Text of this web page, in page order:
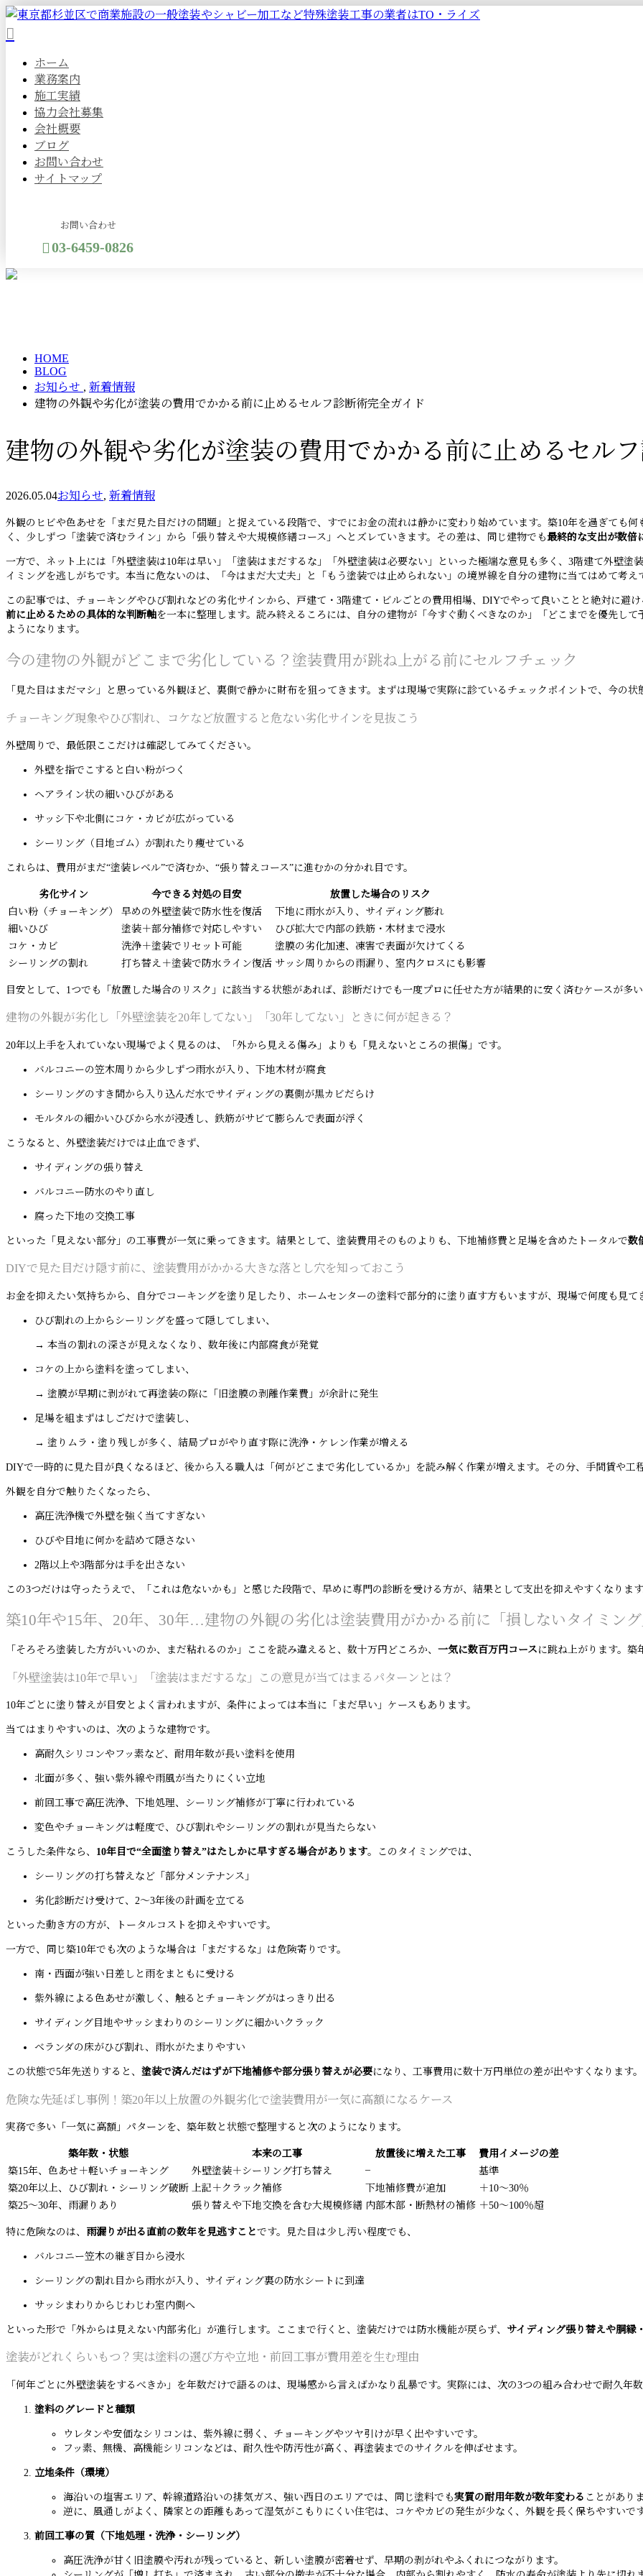
ホーム
業務案内
施工実績
協力会社募集
会社概要
ブログ
お問い合わせ
サイトマップ
お問い合わせ
03-6459-0826
HOME
BLOG
お知らせ , 新着情報
建物の外観や劣化が塗装の費用でかかる前に止めるセルフ診断術完全ガイド
建物の外観や劣化が塗装の費用でかかる前に止めるセル
2026.05.04お知らせ, 新着情報
外観のヒビや色あせを「まだ見た目だけの問題」と捉えている段階で、すでにお金の流れは静かに変わり始めています。築10年を過ぎても
く、少しずつ「塗装で済むライン」から「張り替えや大規模修繕コース」へとズレていきます。その差は、同じ建物でも最終的な支出が数倍
一方で、ネット上には「外壁塗装は10年は早い」「塗装はまだするな」「外壁塗装は必要ない」といった極端な意見も多く、3階建て外壁塗
イミングを逃しがちです。本当に危ないのは、「今はまだ大丈夫」と「もう塗装では止められない」の境界線を自分の建物に当てはめて考え
この記事では、チョーキングやひび割れなどの劣化サインから、戸建て・3階建て・ビルごとの費用相場、DIYでやって良いことと絶対に避
前に止めるための具体的な判断軸を一本に整理します。読み終えるころには、自分の建物が「今すぐ動くべきなのか」「どこまでを優先し
ようになります。
今の建物の外観がどこまで劣化している？塗装費用が跳ね上がる前にセルフチェック
「見た目はまだマシ」と思っている外観ほど、裏側で静かに財布を狙ってきます。まずは現場で実際に診ているチェックポイントで、今の状
チョーキング現象やひび割れ、コケなど放置すると危ない劣化サインを見抜こう
外壁周りで、最低限ここだけは確認してみてください。
外壁を指でこすると白い粉がつく
ヘアライン状の細いひびがある
サッシ下や北側にコケ・カビが広がっている
シーリング（目地ゴム）が割れたり痩せている
これらは、費用がまだ“塗装レベル”で済むか、“張り替えコース”に進むかの分かれ目です。
劣化サイン 今できる対処の目安
放置した場合のリスク
白い粉（チョーキング）
早めの外壁塗装で防水性を復活
下地に雨水が入り、サイディング膨れ
細いひび
塗装＋部分補修で対応しやすい
ひび拡大で内部の鉄筋・木材まで浸水
コケ・カビ
洗浄＋塗装でリセット可能
塗膜の劣化加速、凍害で表面が欠けてくる
シーリングの割れ
打ち替え＋塗装で防水ライン復活 サッシ周りからの雨漏り、室内クロスにも影響
目安として、1つでも「放置した場合のリスク」に該当する状態があれば、診断だけでも一度プロに任せた方が結果的に安く済むケースが多い
建物の外観が劣化し「外壁塗装を20年してない」「30年してない」ときに何が起きる？
20年以上手を入れていない現場でよく見るのは、「外から見える傷み」よりも「見えないところの損傷」です。
バルコニーの笠木周りから少しずつ雨水が入り、下地木材が腐食
シーリングのすき間から入り込んだ水でサイディングの裏側が黒カビだらけ
モルタルの細かいひびから水が浸透し、鉄筋がサビて膨らんで表面が浮く
こうなると、外壁塗装だけでは止血できず、
サイディングの張り替え
バルコニー防水のやり直し
腐った下地の交換工事
といった「見えない部分」の工事費が一気に乗ってきます。結果として、塗装費用そのものよりも、下地補修費と足場を含めたトータルで数
DIYで見た目だけ隠す前に、塗装費用がかかる大きな落とし穴を知っておこう
お金を抑えたい気持ちから、自分でコーキングを塗り足したり、ホームセンターの塗料で部分的に塗り直す方もいますが、現場で何度も見て
ひび割れの上からシーリングを盛って隠してしまい、
→ 本当の割れの深さが見えなくなり、数年後に内部腐食が発覚
コケの上から塗料を塗ってしまい、
→ 塗膜が早期に剥がれて再塗装の際に「旧塗膜の剥離作業費」が余計に発生
足場を組まずはしごだけで塗装し、
→ 塗りムラ・塗り残しが多く、結局プロがやり直す際に洗浄・ケレン作業が増える
DIYで一時的に見た目が良くなるほど、後から入る職人は「何がどこまで劣化しているか」を読み解く作業が増えます。その分、手間賃や工
外観を自分で触りたくなったら、
高圧洗浄機で外壁を強く当てすぎない
ひびや目地に何かを詰めて隠さない
2階以上や3階部分は手を出さない
この3つだけは守ったうえで、「これは危ないかも」と感じた段階で、早めに専門の診断を受ける方が、結果として支出を抑えやすくなります
築10年や15年、20年、30年…建物の外観の劣化は塗装費用がかかる前に「損しないタイミン
「そろそろ塗装した方がいいのか、まだ粘れるのか」ここを読み違えると、数十万円どころか、 一気に数百万円コース に跳ね上がります。築
「外壁塗装は10年で早い」「塗装はまだするな」この意見が当てはまるパターンとは？
10年ごとに塗り替えが目安とよく言われますが、条件によっては本当に「まだ早い」ケースもあります。
当てはまりやすいのは、次のような建物です。
高耐久シリコンやフッ素など、耐用年数が長い塗料を使用
北面が多く、強い紫外線や雨風が当たりにくい立地
前回工事で高圧洗浄、下地処理、シーリング補修が丁寧に行われている
変色やチョーキングは軽度で、ひび割れやシーリングの割れが見当たらない
こうした条件なら、 10年目で“全面塗り替え”はたしかに早すぎる場合があります。このタイミングでは、
シーリングの打ち替えなど「部分メンテナンス」
劣化診断だけ受けて、2〜3年後の計画を立てる
といった動き方の方が、トータルコストを抑えやすいです。
一方で、同じ築10年でも次のような場合は「まだするな」は危険寄りです。
南・西面が強い日差しと雨をまともに受ける
紫外線による色あせが激しく、触るとチョーキングがはっきり出る
サイディング目地やサッシまわりのシーリングに細かいクラック
ベランダの床がひび割れ、雨水がたまりやすい
この状態で5年先送りすると、 塗装で済んだはずが下地補修や部分張り替えが必要になり、工事費用に数十万円単位の差が出やすくなります。
危険な先延ばし事例！築20年以上放置の外観劣化で塗装費用が一気に高額になるケース
実務で多い「一気に高額」パターンを、築年数と状態で整理すると次のようになります。
築年数・状態 本来の工事 放置後に増えた工事
費用イメージの差
築15年、色あせ＋軽いチョーキング
外壁塗装＋シーリング打ち替え –
基準
築20年以上、ひび割れ・シーリング破断
上記＋クラック補修 下地補修費が追加
＋10〜30％
築25〜30年、雨漏りあり
張り替えや下地交換を含む大規模修繕 内部木部・断熱材の補修 ＋50〜100％超
特に危険なのは、 雨漏りが出る直前の数年を見逃すことです。見た目は少し汚い程度でも、
バルコニー笠木の継ぎ目から浸水
シーリングの割れ目から雨水が入り、サイディング裏の防水シートに到達
サッシまわりからじわじわ室内側へ
といった形で「外からは見えない内部劣化」が進行します。ここまで行くと、塗装だけでは防水機能が戻らず、 サイディング張り替えや胴縁
塗装がどれくらいもつ？実は塗料の選び方や立地・前回工事が費用差を生む理由
「何年ごとに外壁塗装をするべきか」を年数だけで語るのは、現場感から言えばかなり乱暴です。実際には、次の3つの組み合わせで耐久年数
塗料のグレードと種類
ウレタンや安価なシリコンは、紫外線に弱く、チョーキングやツヤ引けが早く出やすいです。
フッ素、無機、高機能シリコンなどは、耐久性や防汚性が高く、再塗装までのサイクルを伸ばせます。
立地条件（環境）
海沿いの塩害エリア、幹線道路沿いの排気ガス、強い西日のエリアでは、同じ塗料でも実質の耐用年数が数年変わる ことがあり
逆に、風通しがよく、隣家との距離もあって湿気がこもりにくい住宅は、コケやカビの発生が少なく、外観を長く保ちやすいです
前回工事の質（下地処理・洗浄・シーリング）
高圧洗浄が甘く旧塗膜や汚れが残っていると、新しい塗膜が密着せず、早期の剥がれやふくれにつながります。